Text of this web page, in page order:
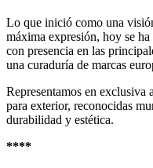
Lo que inició como una
máxima expresión, hoy se
con presencia en las
una curaduría de marcas
Representamos en
para exterior, reconocidas
durabilidad y estética.
****